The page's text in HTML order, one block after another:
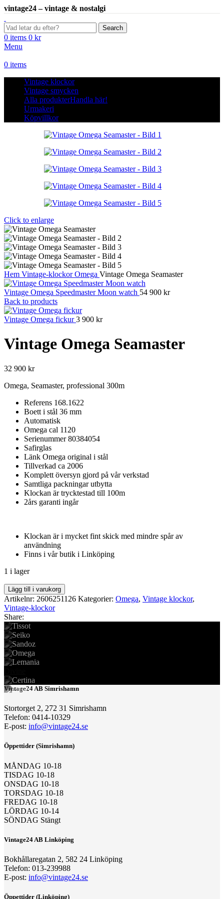
vintage24 – vintage & nostalgi
Search
0 items 0 kr
Menu
0 items
Vintage klockor
Vintage smycken
Alla produkterHandla här!
Urmakeri
Köpvillkor
Click to enlarge
Hem Vintage-klockorOmega Vintage Omega Seamaster
Vintage Omega Speedmaster Moon watch 54 900 kr
Back to products
Vintage Omega fickur3 900 kr
Vintage Omega Seamaster
32 900 kr
Omega, Seamaster, professional 300m
Referens 168.1622
Boett i stål 36 mm
Automatisk
Omega cal 1120
Serienummer 80384054
Safirglas
Länk Omega original i stål
Tillverkad ca 2006
Komplett översyn gjord på vår verkstad
Samtliga packningar utbytta
Klockan är trycktestad till 100m
2års garanti ingår
Klockan är i mycket fint skick med mindre spår av
användning
Finns i vår butik i Linköping
1 i lager
Vintage
Omega
Seamaster
mängd
Lägg till i varukorg
Artikelnr: 2606251126 Kategorier: Omega, Vintage klockor,
Vintage-klockor
Share:
Vintage24 AB Simrishamn
Stortorget 2, 272 31 Simrishamn
Telefon: 0414-10329
E-post: info@vintage24.se
Öppettider (Simrishamn)
MÅNDAG 10-18
TISDAG 10-18
ONSDAG 10-18
TORSDAG 10-18
FREDAG 10-18
LÖRDAG 10-14
SÖNDAG Stängt
Vintage24 AB Linköping
Bokhållaregatan 2, 582 24 Linköping
Telefon: 013-239988
E-post: info@vintage24.se
Öppettider (Linköping)